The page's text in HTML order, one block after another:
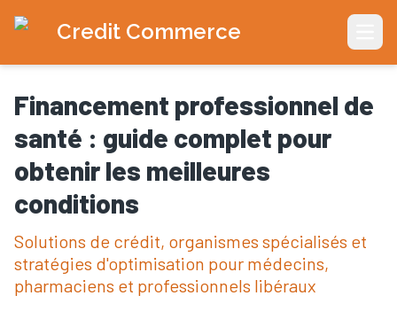
Credit Commerce
Financement professionnel de
santé : guide complet pour
obtenir les meilleures
conditions
Solutions de crédit, organismes spécialisés et
stratégies d'optimisation pour médecins,
pharmaciens et professionnels libéraux